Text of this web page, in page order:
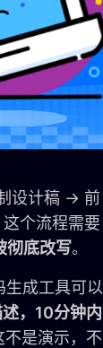
设计稿 → 前
个流程需要
彻底改写。
生成工具可以
，10分钟内
不是演示，不